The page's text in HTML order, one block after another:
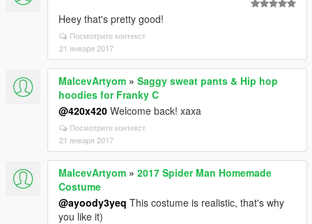
Heey that's pretty good!
Посмотрите контекст
21 января 2017
MalcevArtyom » Saggy sweat pants & Hip hop
hoodies for Franky C
@420x420 Welcome back! xaxa
Посмотрите контекст
21 января 2017
MalcevArtyom » 2017 Spider Man Homemade
Costume
@ayoody3yeq This costume is realistic, that's why
you like it)